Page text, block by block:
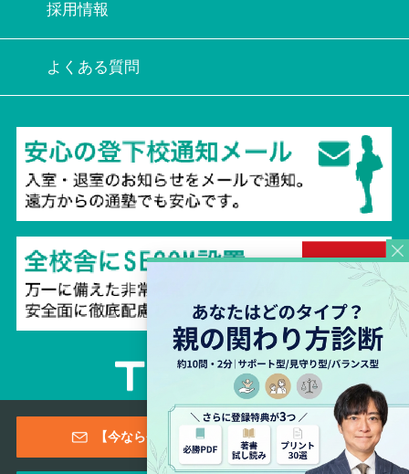
【今なら登録特典あり！】メールマガジン
採用情報
よくある質問
Copyright © 2026 TESTEA CO., All Rights Reserved.